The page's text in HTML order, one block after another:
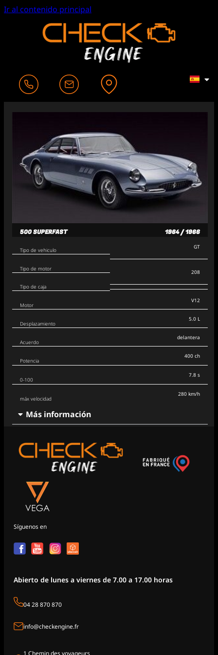
Ir al contenido principal
500 SUPERFAST 1964 / 1966
Tipo de vehiculo
Tipo de motor
Tipo de caja
GT
208
Motor
Desplazamiento
Acuerdo
V12
5.0 L
delantera
Potencia
0-100
máx velocidad
400 ch
7.8 s
280 km/h
Más información
Síguenos en
Abierto de lunes a viernes de 7.00 a 17.00 horas
04 28 870 870
info@checkengine.fr
1 Chemin des voyageurs